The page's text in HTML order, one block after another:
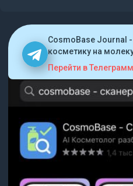
CosmoBase Journal
косметику на
Перейти в